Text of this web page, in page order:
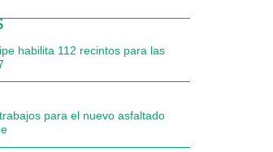
habilita 112 recintos para las
para el nuevo asfaltado